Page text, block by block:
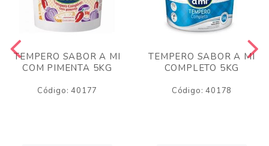
TEMPERO SABOR A MI
COM PIMENTA 5KG
Código: 40177
TEMPERO SABOR A MI
COMPLETO 5KG
Código: 40178